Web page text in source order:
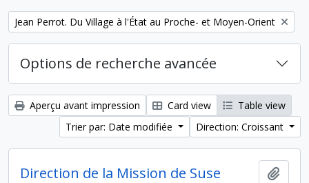
Remove filter:
Jean Perrot. Du Village à l'État au Proche- et Moyen-Orient
Options de recherche avancée
Aperçu avant impression Card view
Table view
Trier par: Date modifiée
Direction: Croissant
Direction de la Mission de Suse